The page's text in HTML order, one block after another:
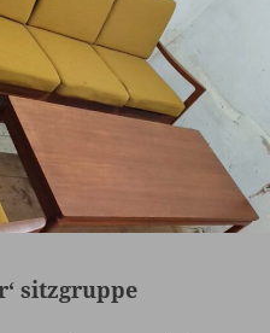
sitzgruppe